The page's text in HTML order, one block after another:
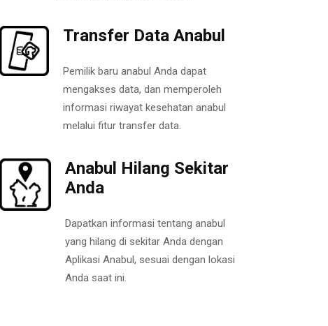
Transfer Data Anabul
Pemilik baru anabul Anda dapat
mengakses data, dan memperoleh
informasi riwayat kesehatan anabul
melalui fitur transfer data.
Anabul Hilang Sekitar
Anda
Dapatkan informasi tentang anabul
yang hilang di sekitar Anda dengan
Aplikasi Anabul, sesuai dengan lokasi
Anda saat ini.